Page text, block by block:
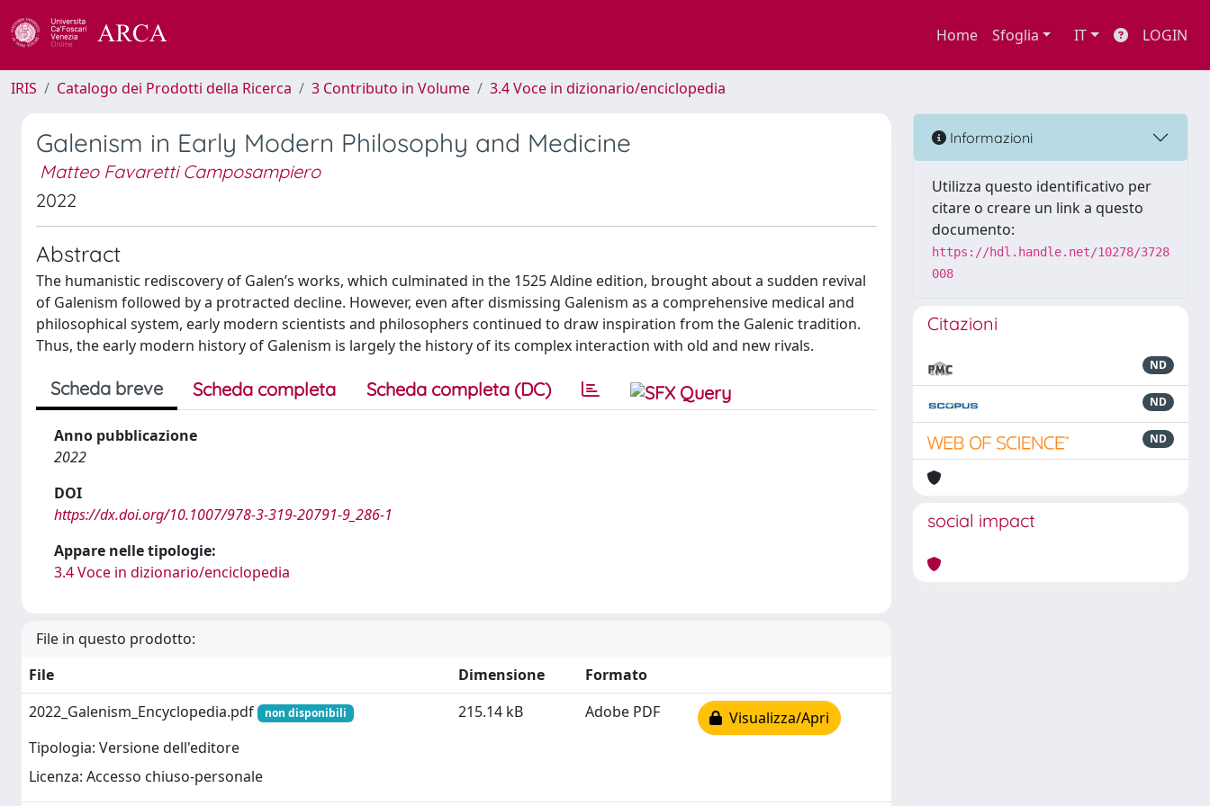
Home Sfoglia IT LOGIN
IRIS Catalogo dei Prodotti della Ricerca 3 Contributo in Volume 3.4 Voce in dizionario/enciclopedia
Galenism in Early Modern Philosophy and Medicine
Matteo Favaretti Camposampiero
2022
Abstract
The humanistic rediscovery of Galen’s works, which culminated in the 1525 Aldine edition, brought about a sudden revival
of Galenism followed by a protracted decline. However, even after dismissing Galenism as a comprehensive medical and
philosophical system, early modern scientists and philosophers continued to draw inspiration from the Galenic tradition.
Thus, the early modern history of Galenism is largely the history of its complex interaction with old and new rivals.
Scheda breve Scheda completa Scheda completa (DC)
Anno pubblicazione
2022
DOI
https://dx.doi.org/10.1007/978-3-319-20791-9_286-1
Appare nelle tipologie:
3.4 Voce in dizionario/enciclopedia
File in questo prodotto:
File
Dimensione
Formato
2022_Galenism_Encyclopedia.pdf
non disponibili
Tipologia: Versione dell'editore
Licenza: Accesso chiuso-personale
215.14 kB Adobe PDF Visualizza/Apri
Informazioni
Utilizza questo identificativo per
citare o creare un link a questo
documento:
https://hdl.handle.net/10278/3728
008
Citazioni
ND
ND
ND
social impact